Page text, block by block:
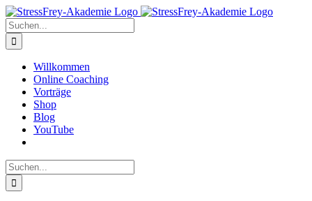
Zum
Inhalt
springen
Suche
nach:
Willkommen
Online Coaching
Vorträge
Shop
Blog
YouTube
Suche
nach: